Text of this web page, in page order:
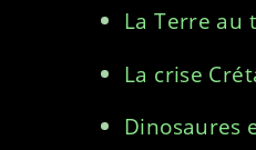
La Terre au
La crise
Dinosaures